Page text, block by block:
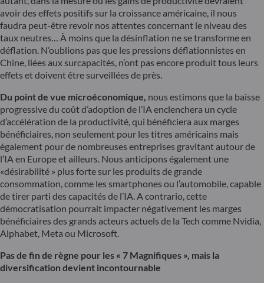
avoir des effets positifs sur la croissance américaine, il nous
faudra peut-être revoir nos attentes concernant le niveau des
taux neutres… À moins que la désinflation ne se transforme en
déflation. N’oublions pas que les pressions déflationnistes en
Chine, liées aux surcapacités, n’ont pas encore produit tous leurs
effets et doivent être surveillées de près.
Du point de vue microéconomique, nous estimons que la baisse
progressive du coût d’adoption de l’IA enclenchera un cycle
d’accélération de la productivité, qui bénéficiera aux marges
bénéficiaires, non seulement pour les titres américains mais
également pour de nombreuses entreprises gravitant autour de
l’IA en Europe et ailleurs. Nous anticipons également une
«désirabilité » plus forte sur les produits de grande
consommation, comme les smartphones ou l’automobile, capable
de tirer parti des capacités de l’IA. A contrario, cette
démocratisation pourrait impacter négativement les marges
bénéficiaires des grands acteurs actuels de la Tech comme Nvidia,
Alphabet, Meta ou Microsoft.
Pas de fin de règne pour les « 7 Magnifiques », mais la
diversification devient incontournable